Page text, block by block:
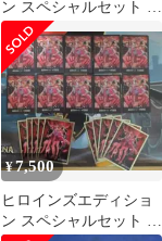
ン スペシャルセット ド
ンカード 10枚 未開
封
¥7,500
ヒロインズエディショ
ン スペシャルセット ド